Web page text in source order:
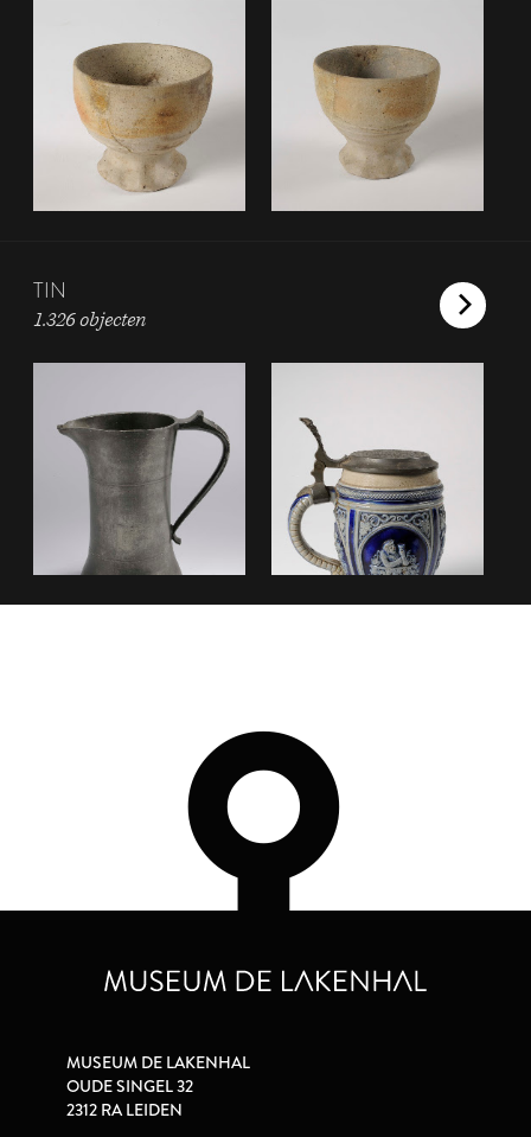
TIN
1.326 objecten
MUSEUM DE LAKENHAL
OUDE SINGEL 32
2312 RA LEIDEN